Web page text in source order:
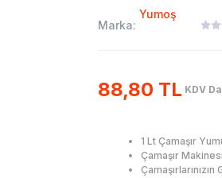
Marka:
Yumoş
88,80 TL KDV
1 Lt Çamaşır
Çamaşır